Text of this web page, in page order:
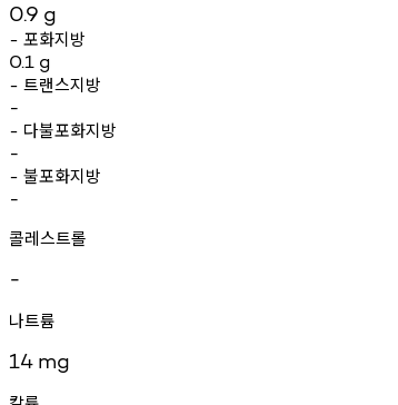
0.9 g
- 포화지방
0.1 g
- 트랜스지방
-
- 다불포화지방
-
- 불포화지방
-
콜레스트롤
-
나트륨
14 mg